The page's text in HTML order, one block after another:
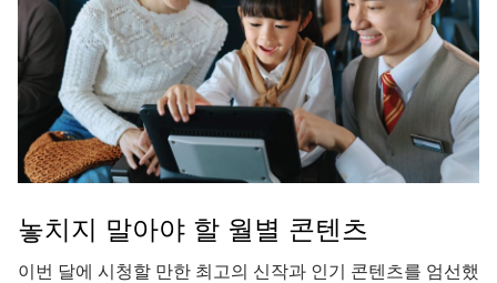
놓치지 말아야 할 월별 콘텐츠
이번 달에 시청할 만한 최고의 신작과 인기 콘텐츠를 엄선했